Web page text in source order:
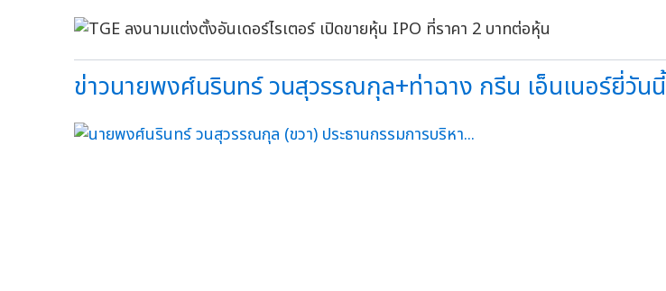
ข่าวนายพงศ์นรินทร์ วนสุวรรณกุล+ท่าฉาง กรีน เอ็นเนอร์ยี่วันนี้